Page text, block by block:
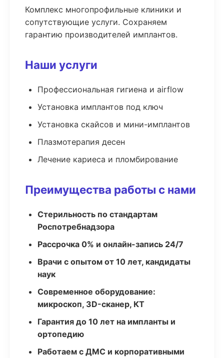
Комплекс многопрофильные клиники и
сопутствующие услуги. Сохраняем
гарантию производителей имплантов.
Наши услуги
Профессиональная гигиена и airflow
Установка имплантов под ключ
Установка скайсов и мини-имплантов
Плазмотерапия десен
Лечение кариеса и пломбирование
Преимущества работы с нами
Стерильность по стандартам
Роспотребнадзора
Рассрочка 0% и онлайн-запись 24/7
Врачи с опытом от 10 лет, кандидаты
наук
Современное оборудование:
микроскоп, 3D-сканер, КТ
Гарантия до 10 лет на импланты и
ортопедию
Работаем с ДМС и корпоративными